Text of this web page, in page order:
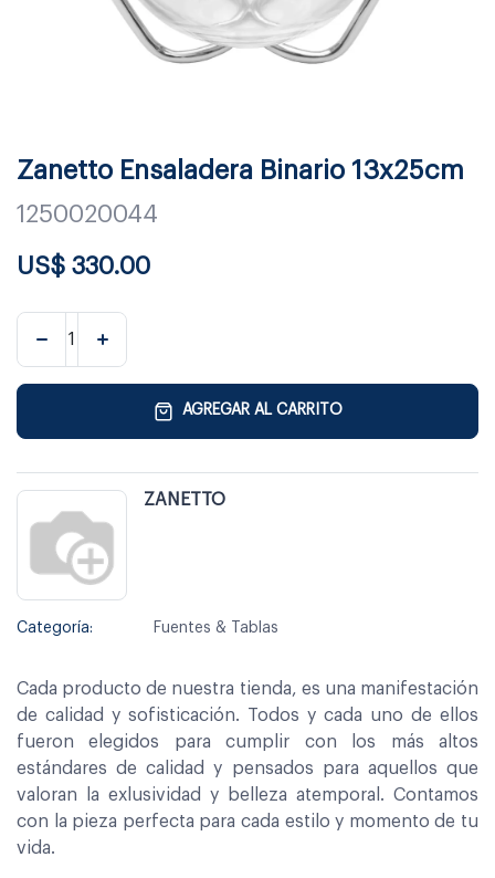
Zanetto Ensaladera Binario 13x25cm
1250020044
US$ 330.00
AGREGAR AL CARRITO
ZANETTO
Categoría: Fuentes & Tablas
Cada producto de nuestra tienda, es una manifestación
de calidad y sofisticación. Todos y cada uno de ellos
fueron elegidos para cumplir con los más altos
estándares de calidad y pensados para aquellos que
valoran la exlusividad y belleza atemporal. Contamos
con la pieza perfecta para cada estilo y momento de tu
vida.